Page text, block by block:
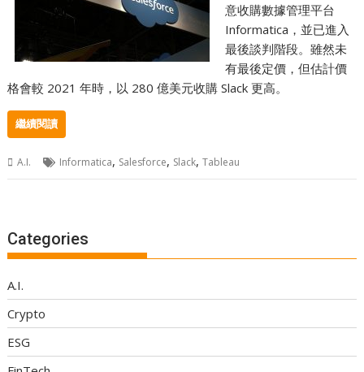
意收購數據管理平台
Informatica，並已進入
最後談判階段。雖然未
有最後定價，但估計價
格會較 2021 年時，以 280 億美元收購 Slack 更高。
繼續閱讀
A.I. Informatica, Salesforce, Slack,Tableau
Categories
A.I.
Crypto
ESG